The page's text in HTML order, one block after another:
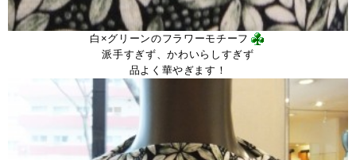
白×グリーンのフラワーモチーフ
派手すぎず、かわいらしすぎず
品よく華やぎます！